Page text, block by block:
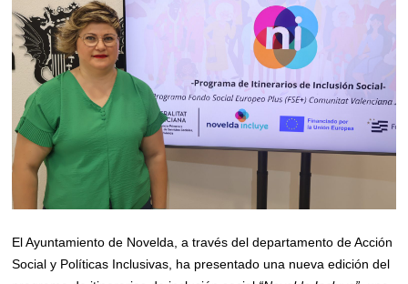
El Ayuntamiento de Novelda, a través del departamento de Acción
Social y Políticas Inclusivas, ha presentado una nueva edición del